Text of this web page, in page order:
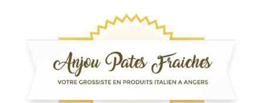
Petits matériels & Hygiène